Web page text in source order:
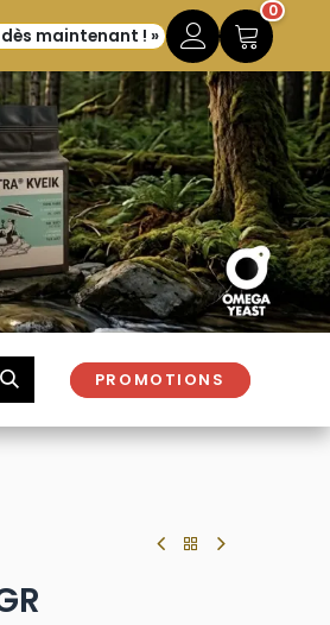
maintenant ! »
0
PROMOTIONS